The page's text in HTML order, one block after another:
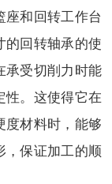
座和回转工作台
的回转轴承的使
承受切削力时能
性。这使得它在
度材料时，能够
，保证加工的顺